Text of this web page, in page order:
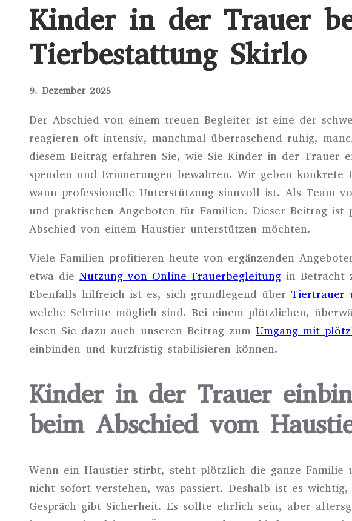
Kinder in der Trauer
Tierbestattung Skirlo
9. Dezember 2025
Der Abschied von einem treuen Begleiter ist eine der
reagieren oft intensiv, manchmal überraschend ruhig,
diesem Beitrag erfahren Sie, wie Sie Kinder in der
spenden und Erinnerungen bewahren. Wir geben
wann professionelle Unterstützung sinnvoll ist. Als Team
und praktischen Angeboten für Familien. Dieser Beitrag
Abschied von einem Haustier unterstützen möchten.
Viele Familien profitieren heute von ergänzenden
etwa die Nutzung von Online-Trauerbegleitung in Betracht
Ebenfalls hilfreich ist es, sich grundlegend über Tiertrauer
welche Schritte möglich sind. Bei einem plötzlichen,
lesen Sie dazu auch unseren Beitrag zum Umgang mit
einbinden und kurzfristig stabilisieren können.
Kinder in der Trauer
beim Abschied vom
Wenn ein Haustier stirbt, steht plötzlich die ganze Familie
nicht sofort verstehen, was passiert. Deshalb ist es
Gespräch gibt Sicherheit. Es sollte ehrlich sein, aber